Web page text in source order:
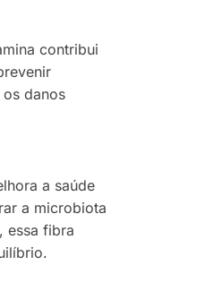
contribui
danos
a saúde
a microbiota
essa fibra